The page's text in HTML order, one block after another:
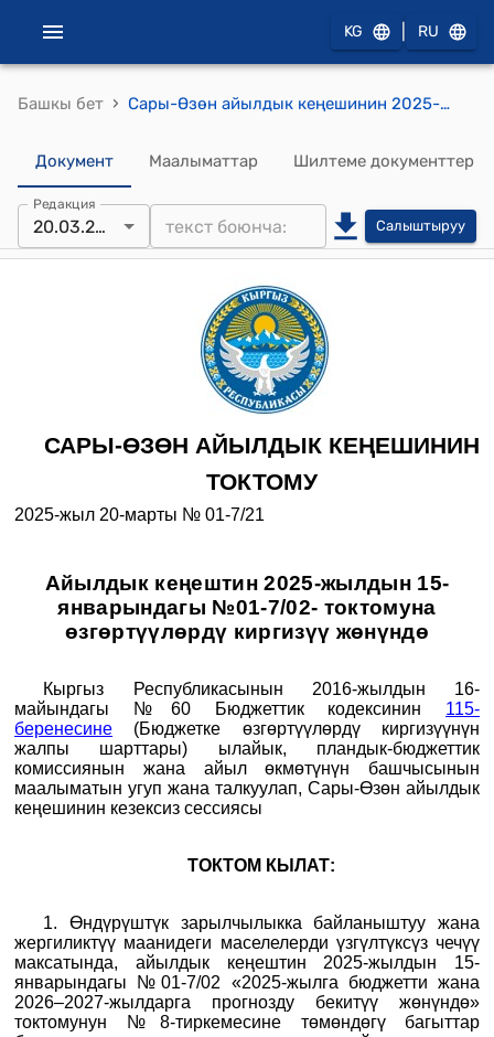
KG RU
Башкы бет › Сары-Өзөн айылдык кеңешинин 2025-жыл 20-марты № 01-7/21 "Айылдык кеңештин 2025-жылдын 15-январындагы №01-7/02- токтомуна өзгөртүүлөрдү киргизүү жөнүндө" токтому
Документ Маалыматтар Шилтеме документтер
Редакция
20.03.2025 Салыштыруу